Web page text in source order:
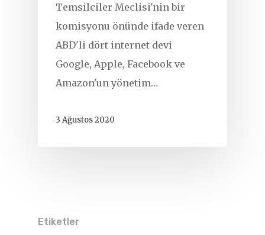
Temsilciler Meclisi'nin bir
komisyonu önünde ifade veren
ABD'li dört internet devi
Google, Apple, Facebook ve
Amazon'un yönetim…
3 Ağustos 2020
Etiketler